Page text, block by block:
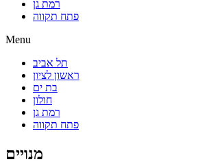
רמת גן
פתח תקווה
Menu
תל אביב
ראשון לציון
בת ים
חולון
רמת גן
פתח תקווה
מנויים